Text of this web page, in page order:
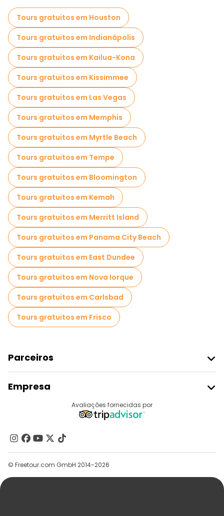
Tours gratuitos em Houston
Tours gratuitos em Indianápolis
Tours gratuitos em Kailua-Kona
Tours gratuitos em Kissimmee
Tours gratuitos em Las Vegas
Tours gratuitos em Memphis
Tours gratuitos em Myrtle Beach
Tours gratuitos em Tempe
Tours gratuitos em Bloomington
Tours gratuitos em Kemah
Tours gratuitos em Merritt Island
Tours gratuitos em Panama City Beach
Tours gratuitos em East Dundee
Tours gratuitos em Nova Iorque
Tours gratuitos em Carlsbad
Tours gratuitos em Frisco
Parceiros
Registo Do Fornecedor
Programa De Afiliados
Empresa
Contacte-Nos
Grupos
Ajuda
Avaliações fornecidas por
© Freetour.com GmbH 2014-2026